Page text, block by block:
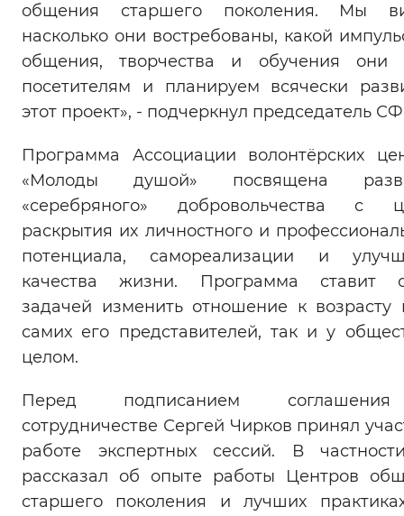
общения старшего поколения. Мы
насколько они востребованы, какой
общения, творчества и обучения они
посетителям и планируем всячески
этот проект», - подчеркнул председатель
Программа Ассоциации волонтёрских
«Молоды душой» посвящена
«серебряного» добровольчества с
раскрытия их личностного и
потенциала, самореализации и
качества жизни. Программа ставит
задачей изменить отношение к возрасту
самих его представителей, так и у
целом.
Перед подписанием
сотрудничестве Сергей Чирков принял
работе экспертных сессий. В
рассказал об опыте работы Центров
старшего поколения и лучших